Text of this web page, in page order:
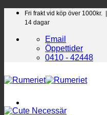
Skip
Fri frakt vid köp över 1000kr. |
14 dagar
Email
Öppettider
0410 - 42448